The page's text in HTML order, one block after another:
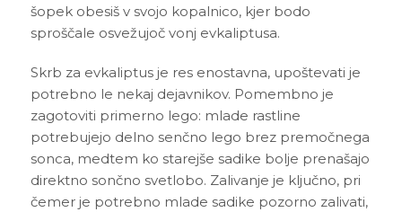
šopek obesiš v svojo kopalnico, kjer bodo
sproščale osvežujoč vonj evkaliptusa.
Skrb za evkaliptus je res enostavna, upoštevati je
potrebno le nekaj dejavnikov. Pomembno je
zagotoviti primerno lego: mlade rastline
potrebujejo delno senčno lego brez premočnega
sonca, medtem ko starejše sadike bolje prenašajo
direktno sončno svetlobo. Zalivanje je ključno, pri
čemer je potrebno mlade sadike pozorno zalivati,